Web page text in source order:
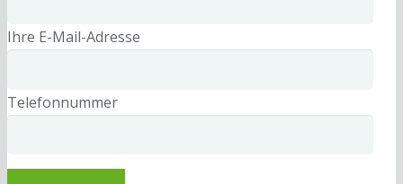
Ihre E-Mail-Adresse
Telefonnummer